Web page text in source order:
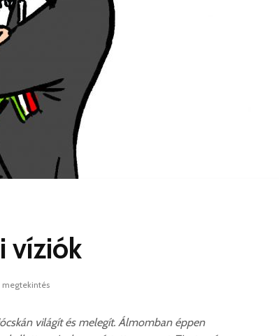
víziók
megtekintés
világít és melegít. Álmomban éppen